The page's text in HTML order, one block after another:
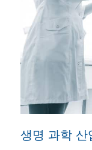
생명 과학 산